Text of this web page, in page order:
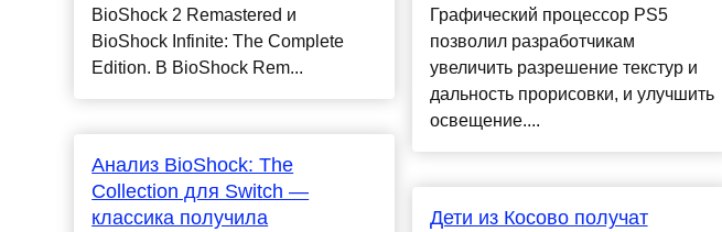
BioShock 2 Remastered и
BioShock Infinite: The Complete
Edition. В BioShock Rem...
Анализ BioShock: The
Collection для Switch —
классика получила
Графический процессор PS5
позволил разработчикам
увеличить разрешение текстур и
дальность прорисовки, и улучшить
освещение....
Дети из Косово получат